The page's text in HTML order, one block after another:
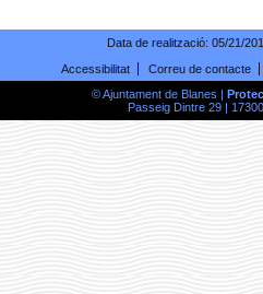
Data de realització: 05/21/
Accessibilitat
Correu de contacte
© Ajuntament de Blanes |
Passeig Dintre 29 |